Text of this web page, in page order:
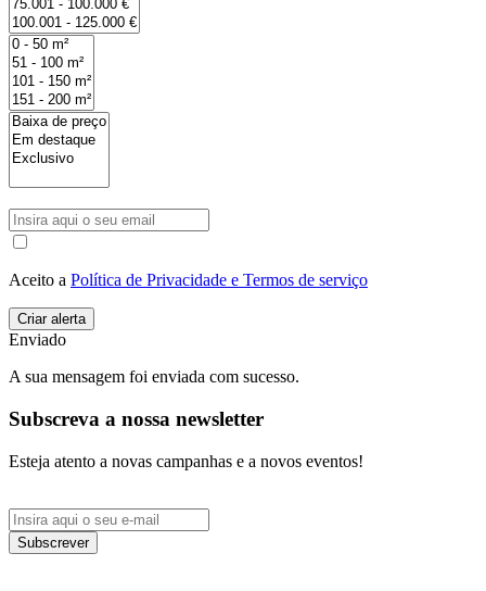
Aceito a Política de Privacidade e Termos de serviço
Enviado
A sua mensagem foi enviada com sucesso.
Subscreva a nossa newsletter
Esteja atento a novas campanhas e a novos eventos!